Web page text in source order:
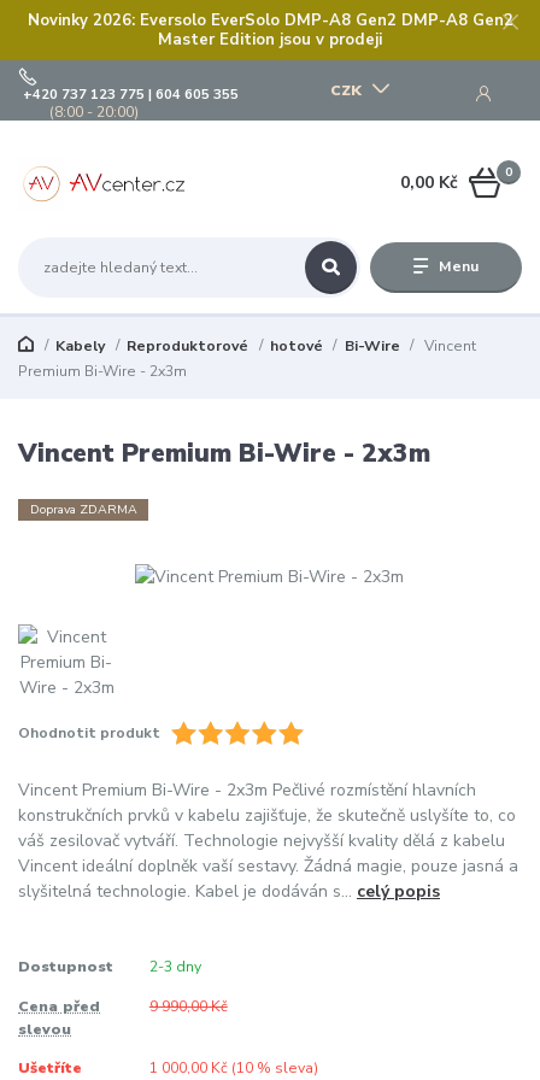
Novinky 2026: Eversolo EverSolo DMP-A8 Gen2 DMP-A8 Gen2
Master Edition jsou v prodeji
Menu
CZK
+420 737 123 775 | 604 605 355
(8:00 - 20:00)
0
0,00 Kč
Kabely Reproduktorové hotové Bi-Wire
Vincent
Premium Bi-Wire - 2x3m
Vincent Premium Bi-Wire - 2x3m
Doprava ZDARMA
Ohodnotit produkt
Vincent Premium Bi-Wire - 2x3m Pečlivé rozmístění hlavních
konstrukčních prvků v kabelu zajišťuje, že skutečně uslyšíte to, co
váš zesilovač vytváří. Technologie nejvyšší kvality dělá z kabelu
Vincent ideální doplněk vaší sestavy. Žádná magie, pouze jasná a
slyšitelná technologie. Kabel je dodáván s... celý popis
Dostupnost 2-3 dny
Cena před
slevou
9 990,00 Kč
Ušetříte 1 000,00 Kč (10% sleva)